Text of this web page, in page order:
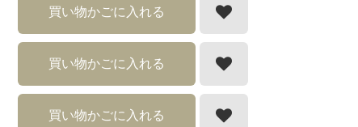
買い物かごに入れる
買い物かごに入れる
買い物かごに入れる